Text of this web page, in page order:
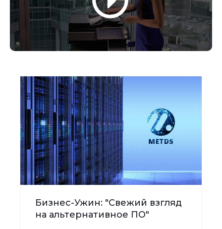
Бизнес-Ужин: "Свежий взгляд
на альтернативное ПО"